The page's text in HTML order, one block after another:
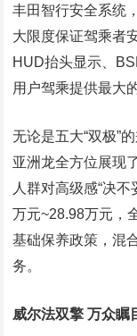
丰田智行安全系统
大限度保证驾乘者
HUD抬头显示、
用户驾乘提供最大
无论是五大“双极”
亚洲龙全方位展现
人群对高级感“决
万元~28.98万元，
基础保养政策，混
务。
威尔法双擎 万众瞩